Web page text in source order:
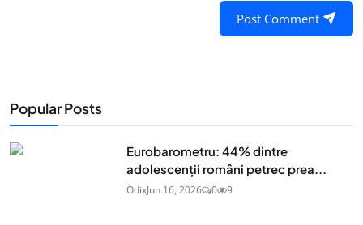
Post Comment
Popular Posts
Eurobarometru: 44% dintre
adolescenţii români petrec prea...
OdixJun 16, 2026 0 9